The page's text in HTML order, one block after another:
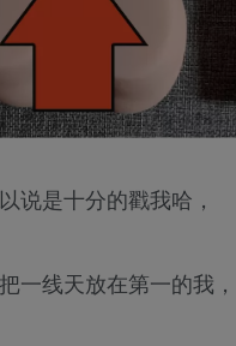
说是十分的戳我哈，
一线天放在第一的我，